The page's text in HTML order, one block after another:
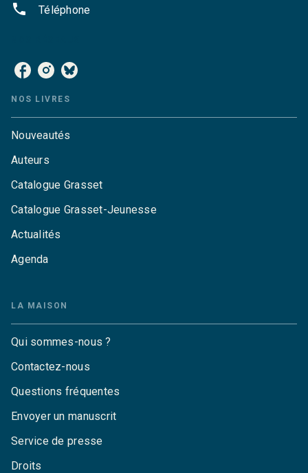
phone Téléphone
NOS LIVRES
Nouveautés
Auteurs
Catalogue Grasset
Catalogue Grasset-Jeunesse
Actualités
Agenda
LA MAISON
Qui sommes-nous ?
Contactez-nous
Questions fréquentes
Envoyer un manuscrit
Service de presse
Droits